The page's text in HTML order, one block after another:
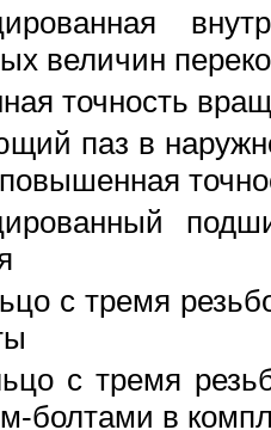
величин
точность
паз в
с тремя
с тремя
болтами в